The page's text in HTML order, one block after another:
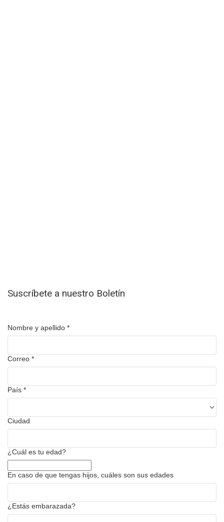
Suscríbete a nuestro Boletín
Nombre y apellido *
Correo *
País *
Ciudad
¿Cuál es tu edad?
En caso de que tengas hijos, cuáles son sus edades
¿Estás embarazada?